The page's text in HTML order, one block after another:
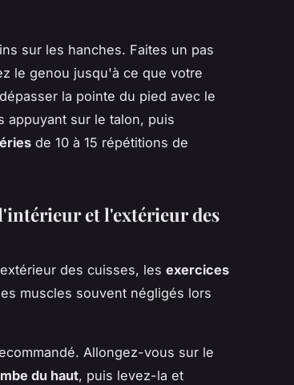
sur les hanches. Faites un pas
le genou jusqu'à ce que votre
la pointe du pied avec le
appuyant sur le talon, puis
de 10 à 15 répétitions de
et l'extérieur des
des cuisses, les exercices
muscles souvent négligés lors
Allongez-vous sur le
du haut, puis levez-la et